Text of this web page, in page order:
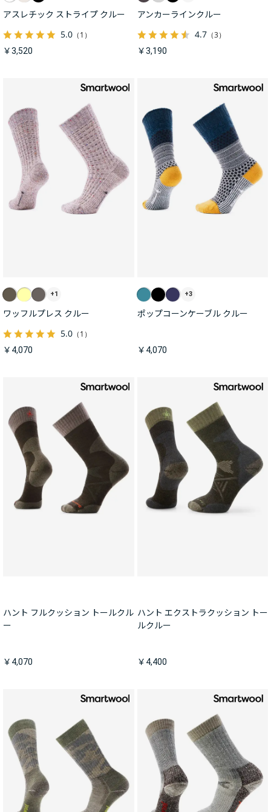
アスレチック ストライプ クルー
5.0 （1）
￥3,520
アンカーラインクルー
4.7（3）
￥3,190
+1
ワッフルプレス クルー
5.0 （1）
￥4,070
+3
ポップコーンケーブル クルー
￥4,070
ハント フルクッション トールクル
ー
￥4,070
ハント エクストラクッション トー
ルクルー
￥4,400